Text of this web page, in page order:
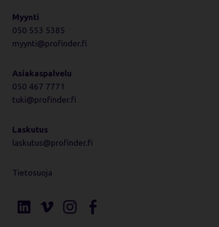
Myynti
050 553 5385
myynti
profinder.fi
Asiakaspalvelu
050 467 7771
tuki
profinder.fi
Laskutus
laskutus
profinder.fi
Tietosuoja